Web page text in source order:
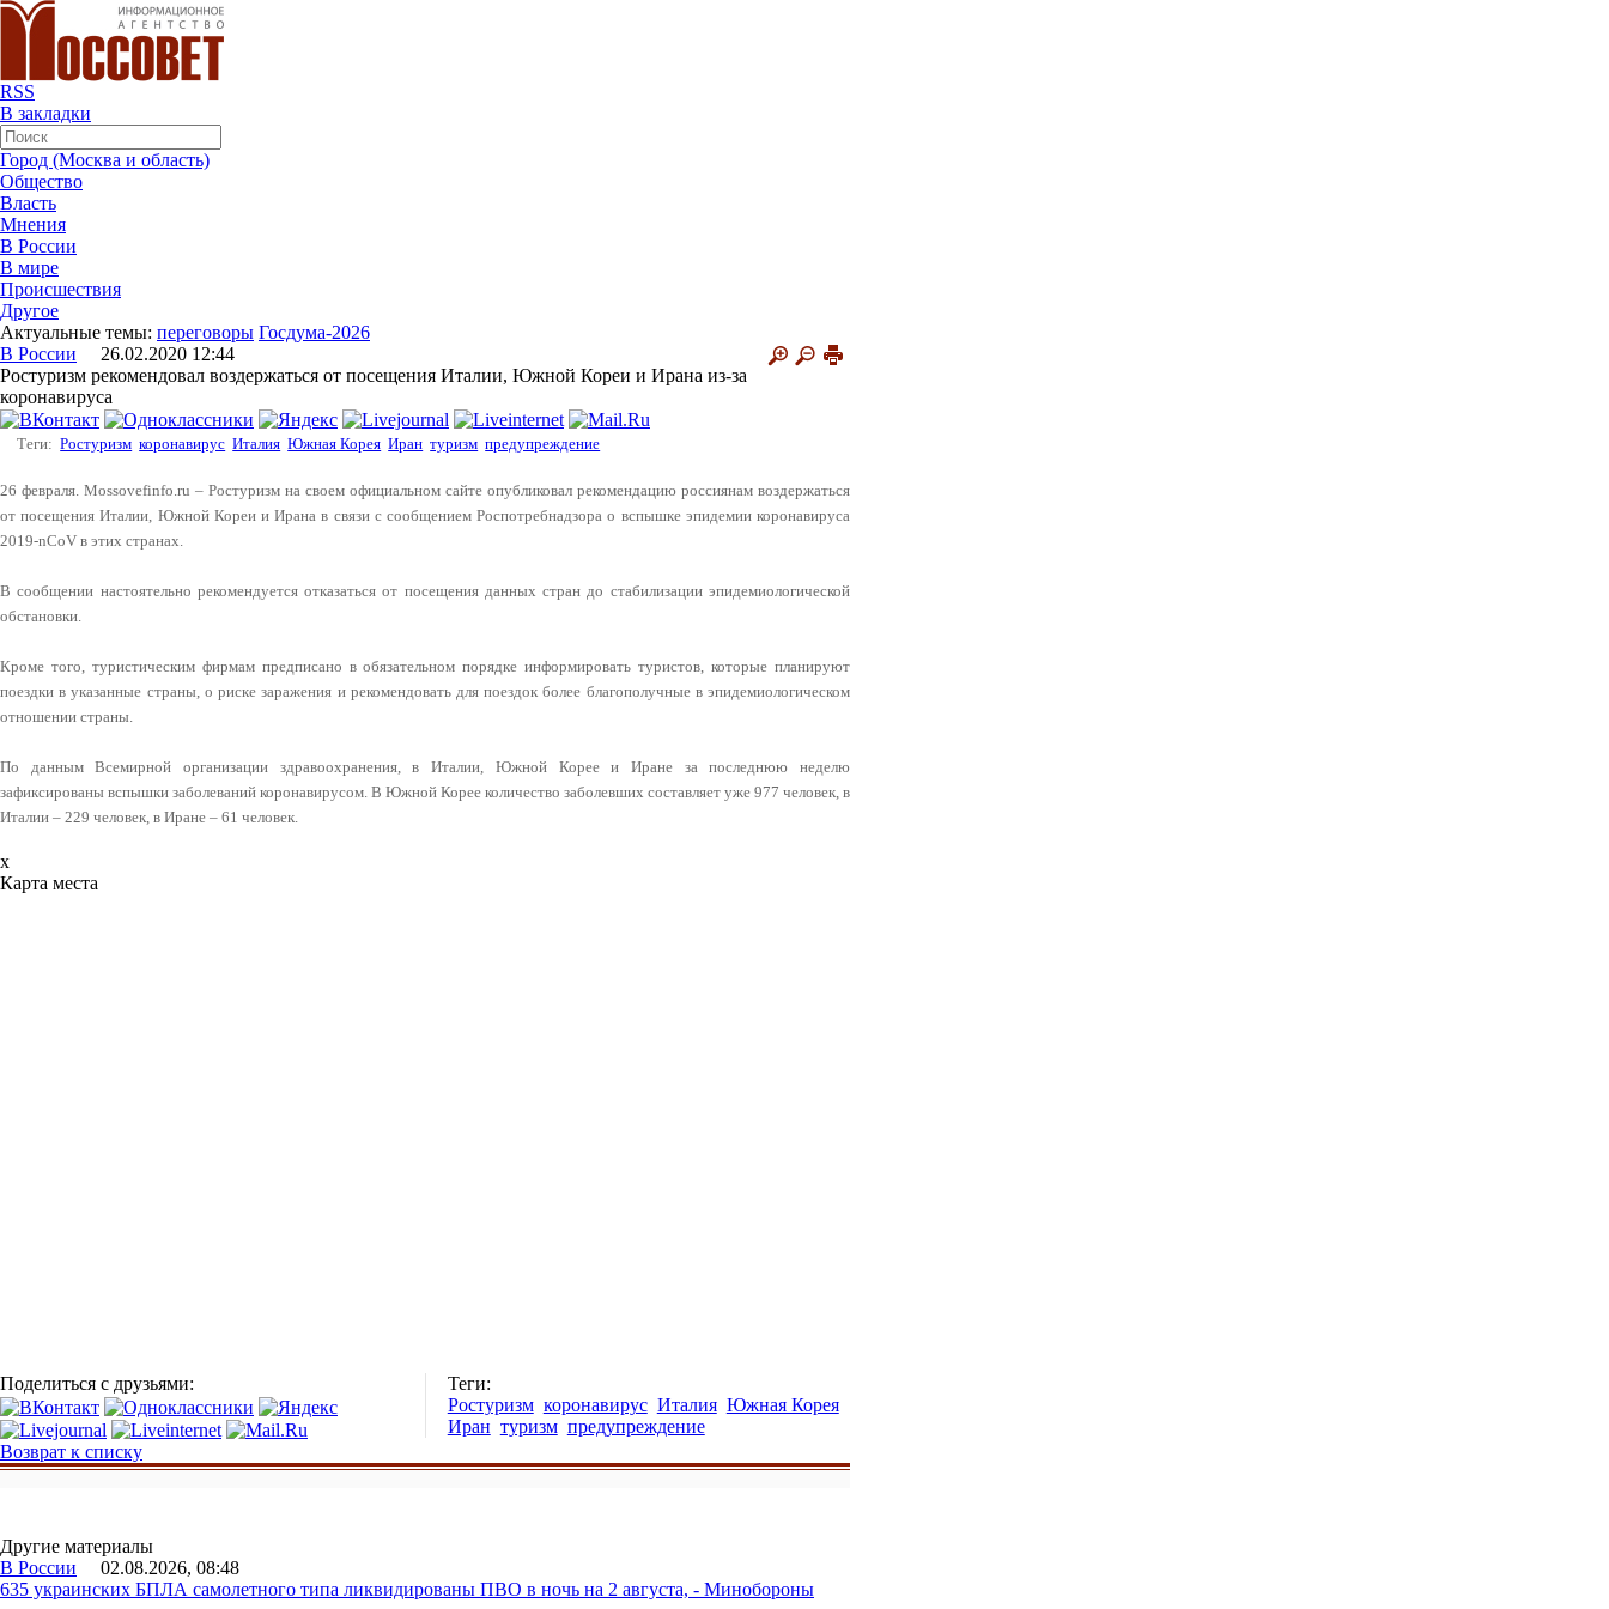
RSS
В закладки
Город (Москва и область)
Общество
Власть
Мнения
В России
В мире
Происшествия
Другое
Актуальные темы: переговоры Госдума-2026
В России 26.02.2020 12:44
Ростуризм рекомендовал воздержаться от посещения Италии, Южной Кореи и Ирана из-за
коронавируса
Теги: Ростуризм коронавирус Италия Южная Корея Иран туризм предупреждение
26 февраля. Mossovefinfo.ru – Ростуризм на своем официальном сайте опубликовал рекомендацию россиянам воздержаться
от посещения Италии, Южной Кореи и Ирана в связи с сообщением Роспотребнадзора о вспышке эпидемии коронавируса
2019-nCoV в этих странах.
В сообщении настоятельно рекомендуется отказаться от посещения данных стран до стабилизации эпидемиологической
обстановки.
Кроме того, туристическим фирмам предписано в обязательном порядке информировать туристов, которые планируют
поездки в указанные страны, о риске заражения и рекомендовать для поездок более благополучные в эпидемиологическом
отношении страны.
По данным Всемирной организации здравоохранения, в Италии, Южной Корее и Иране за последнюю неделю
зафиксированы вспышки заболеваний коронавирусом. В Южной Корее количество заболевших составляет уже 977 человек, в
Италии – 229 человек, в Иране – 61 человек.
x
Карта места
Поделиться с друзьями:
Теги:
Ростуризм коронавирус Италия Южная Корея
Иран туризм предупреждение
Возврат к списку
Другие материалы
В России 02.08.2026, 08:48
635 украинских БПЛА самолетного типа ликвидированы ПВО в ночь на 2 августа, - Минобороны